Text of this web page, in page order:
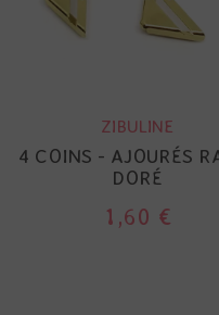
ZIBULINE
4 COINS - AJOURÉS
DORÉ
1,60 €